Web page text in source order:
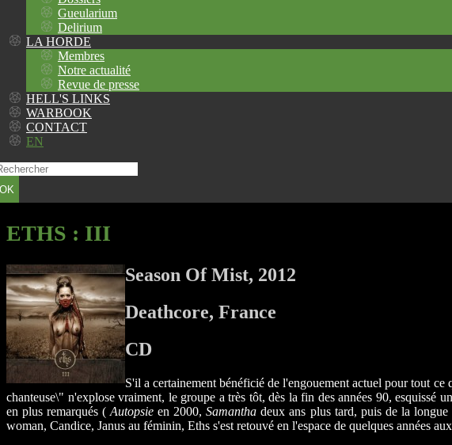
Gueularium
Delirium
LA HORDE
Membres
Notre actualité
Revue de presse
HELL'S LINKS
WARBOOK
CONTACT
EN
OK
ETHS : III
Season Of Mist, 2012
Deathcore, France
CD
S'il a certainement bénéficié de l'engouement actuel pour tout
chanteuse\" n'explose vraiment, le groupe a très tôt, dès la fin des années 90,
en plus remarqués (Autopsie en 2000,Samantha deux ans plus tard, puis de la longue
woman, Candice, Janus au féminin, Eths s'est retouvé en l'espace de quelques années